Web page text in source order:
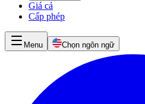
Giá cả
Cấp phép
Menu Chọn ngôn ngữ